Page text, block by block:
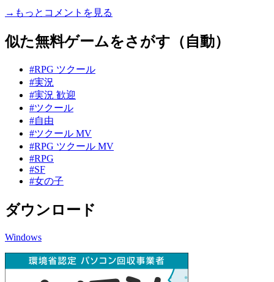
→もっとコメントを見る
似た無料ゲームをさがす（自動）
#RPG ツクール
#実況
#実況 歓迎
#ツクール
#自由
#ツクール MV
#RPG ツクール MV
#RPG
#SF
#女の子
ダウンロード
Windows